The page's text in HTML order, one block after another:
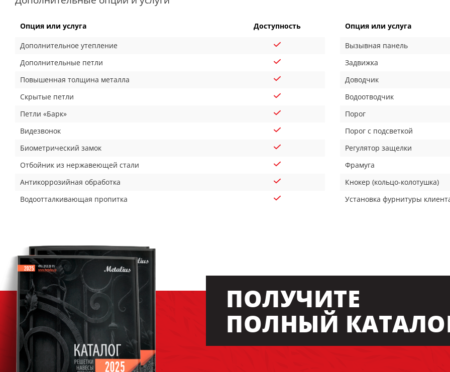
Опция или услуга Доступность
Дополнительное утепление
Дополнительные петли
Повышенная толщина металла
Скрытые петли
Петли «Барк»
Видезвонок
Биометрический замок
Отбойник из нержавеющей стали
Антикоррозийная обработка
Водоотталкивающая пропитка
Опция или услуга
Вызывная панель
Задвижка
Доводчик
Водоотводчик
Порог
Порог с подсветкой
Регулятор защелки
Фрамуга
Кнокер (кольцо-колотушка)
Установка фурнитуры
ПОЛУЧИТЕ
ПОЛНЫЙ